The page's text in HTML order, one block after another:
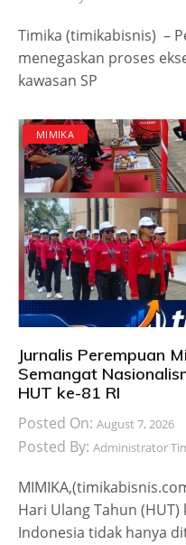
Timika (timikabisnis) –
menegaskan proses
kawasan SP
MIMIKA
Jurnalis Perempuan
Semangat
HUT ke-81 RI
Posted On: August 7, 2026
Posted By: Administrator
Hari Ulang Tahun
Indonesia tidak hanya